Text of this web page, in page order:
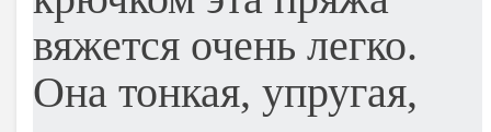
вяжется очень легко.
Она тонкая, упругая,